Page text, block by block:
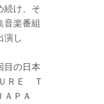
続け、そ
音楽番組
演し
目の日本
ＲＥ Ｔ
ＰＡ